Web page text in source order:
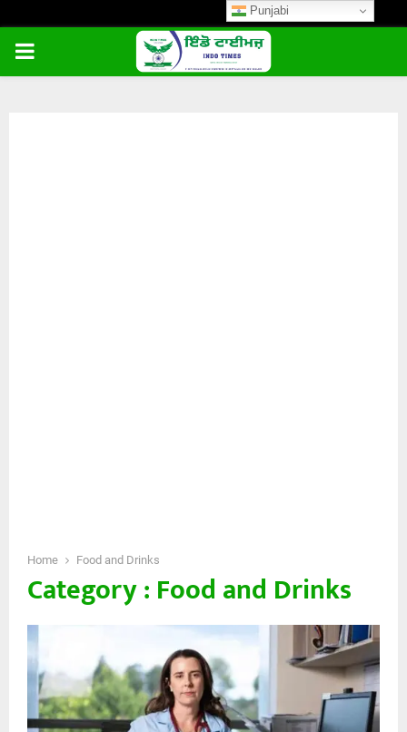
PRIMARY
Home Food and Drinks
Category : Food and Drinks
Punjabi